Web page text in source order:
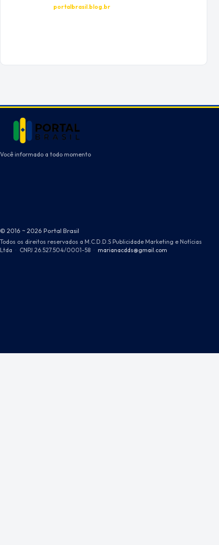
portalbrasil.blog.br
Você informado a todo momento
© 2016 ~ 2026 Portal Brasil
Todos os direitos reservados a M.C.D.D.S Publicidade Marketing e Notícias
Ltda · CNPJ 26.527.504/0001-58 · marianacdds@gmail.com